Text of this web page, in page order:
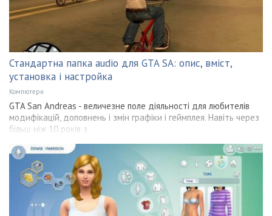
Стандартна папка audio для GTA SA: опис, вміст,
установка і настройка
Компютери
GTA San Andreas - величезне поле діяльності для любителів
модифікацій, доповнень і змін графіки і геймплея. Навіть через
більш ніж 10 років з